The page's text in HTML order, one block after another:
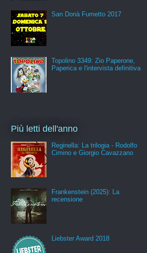
San Donà Fumetto 2017
Topolino 3349: Zio Paperone,
Paperica e l'intervista definitiva
Più letti dell'anno
Reginella: La trilogia - Rodolfo
Cimino e Giorgio Cavazzano
Frankenstein (2025): La
recensione
Liebster Award 2018